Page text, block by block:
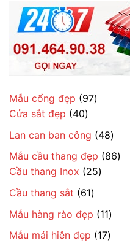
Mẫu cổng đẹp 9797
phẩm
Cửa sắt đẹp 4040
sản
phẩm
Lan can ban công 4848
sản
phẩm
Mẫu cầu thang đẹp 8686
Cầu thang Inox 2525
Cầu thang sắt 6161
sản
phẩm
Mẫu hàng rào đẹp 1111
sản
phẩm
Mẫu mái hiên đẹp 1717